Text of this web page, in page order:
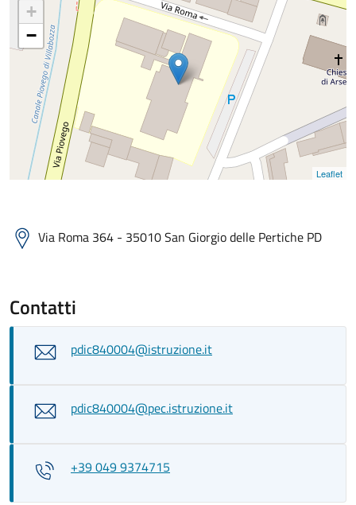
+
−
Leaflet
Via Roma 364 - 35010 San Giorgio delle Pertiche PD
Contatti
pdic840004@istruzione.it
pdic840004@pec.istruzione.it
+39 049 9374715